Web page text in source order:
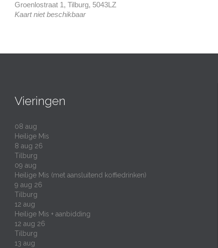
Groenlostraat 1, Tilburg, 5043LZ
Kaart niet beschikbaar
Vieringen
08 aug
Heilige Mis
8 aug 26
Tilburg
09 aug
Heilige Mis (met aansluitend koffiedrinken)
9 aug 26
Tilburg
12 aug
Heilige Mis + aanbidding
12 aug 26
Tilburg
13 aug